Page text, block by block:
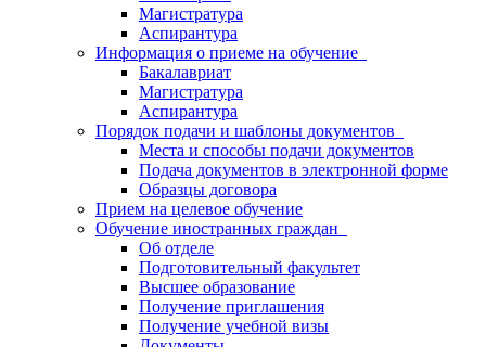
Магистратура
Аспирантура
Информация о приеме на обучение
Бакалавриат
Магистратура
Аспирантура
Порядок подачи и шаблоны документов
Места и способы подачи документов
Подача документов в электронной форме
Образцы договора
Прием на целевое обучение
Обучение иностранных граждан
Об отделе
Подготовительный факультет
Высшее образование
Получение приглашения
Получение учебной визы